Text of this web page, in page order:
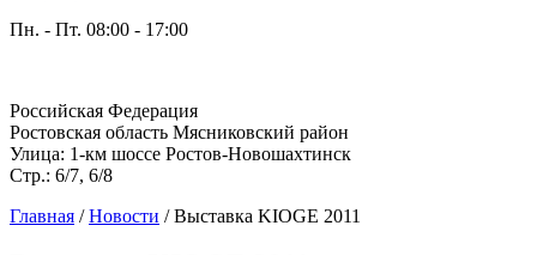
Пн. - Пт. 08:00 - 17:00
Российская Федерация
Ростовская область Мясниковский район
Улица: 1-км шоссе Ростов-Новошахтинск
Стр.: 6/7, 6/8
Главная /Новости /Выставка KIOGE 2011